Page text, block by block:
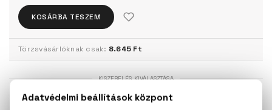
KOSÁRBA TESZEM
Törzsvásárlóknak csak: 8.645 Ft
KISZERELÉS KIVÁLASZTÁSA
30 ml